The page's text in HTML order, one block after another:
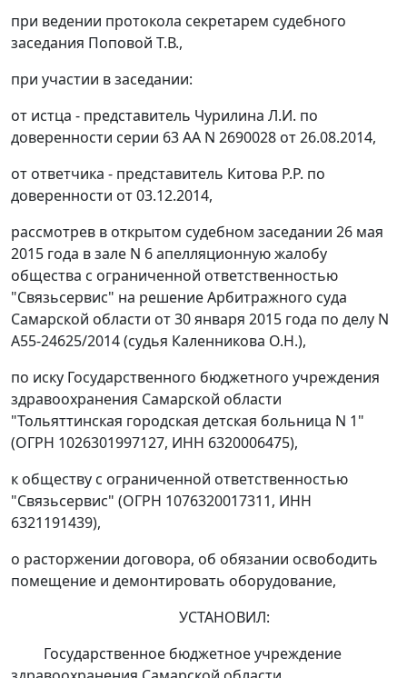
при ведении протокола секретарем судебного
заседания Поповой Т.В.,
при участии в заседании:
от истца - представитель Чурилина Л.И. по
доверенности серии 63 АА N 2690028 от 26.08.2014,
от ответчика - представитель Китова Р.Р. по
доверенности от 03.12.2014,
рассмотрев в открытом судебном заседании 26 мая
2015 года в зале N 6 апелляционную жалобу
общества с ограниченной ответственностью
"Связьсервис" на решениеАрбитражного суда
Самарской области от 30 января 2015 года по делу N
А55-24625/2014 (судья Каленникова О.Н.),
по иску Государственного бюджетного учреждения
здравоохранения Самарской области
"Тольяттинская городская детская больница N 1"
(ОГРН 1026301997127, ИНН 6320006475),
к обществу с ограниченной ответственностью
"Связьсервис" (ОГРН 1076320017311, ИНН
6321191439),
о расторжении договора, об обязании освободить
помещение и демонтировать оборудование,
УСТАНОВИЛ:
Государственное бюджетное учреждение